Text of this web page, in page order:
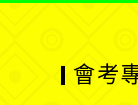
會考